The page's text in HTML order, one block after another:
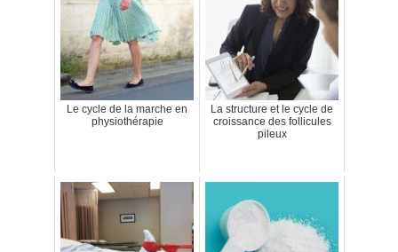
Le cycle de la marche en
physiothérapie
La structure et le cycle de
croissance des follicules
pileux